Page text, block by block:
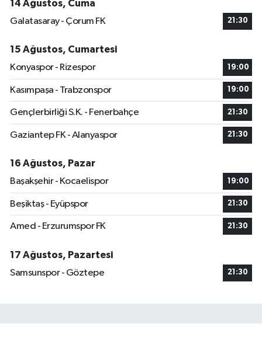
14 Ağustos, Cuma
Galatasaray - Çorum FK
21:30
15 Ağustos, Cumartesi
Konyaspor - Rizespor
19:00
Kasımpaşa - Trabzonspor 19:00
Gençlerbirliği S.K. - Fenerbahçe 21:30
Gaziantep FK - Alanyaspor 21:30
16 Ağustos, Pazar
Başakşehir - Kocaelispor
19:00
Beşiktaş - Eyüpspor 21:30
Amed - Erzurumspor FK 21:30
17 Ağustos, Pazartesi
Samsunspor - Göztepe
21:30